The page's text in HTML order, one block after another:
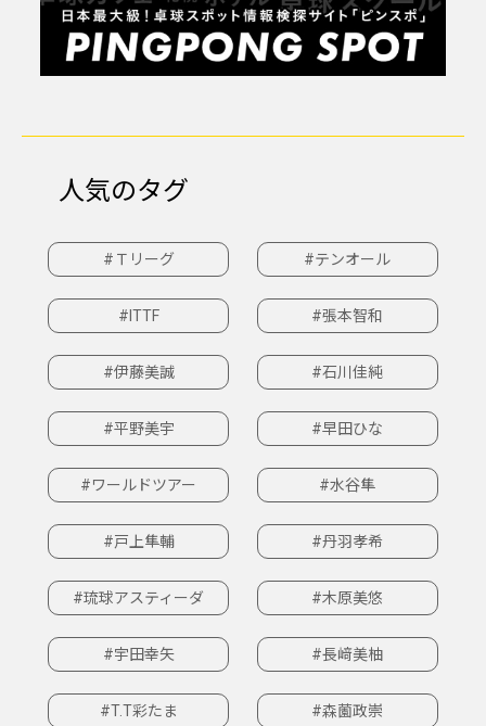
人気のタグ
#Ｔリーグ #テンオール
#ITTF #張本智和
#伊藤美誠 #石川佳純
#平野美宇 #早田ひな
#ワールドツアー #水谷隼
#戸上隼輔 #丹羽孝希
#琉球アスティーダ #木原美悠
#宇田幸矢 #長﨑美柚
#T.T彩たま #森薗政崇